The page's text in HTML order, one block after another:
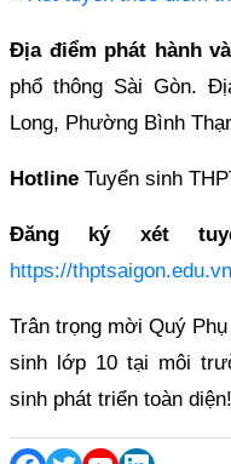
Địa điểm phát hành
phổ thông Sài Gòn.
Long, Phường Bình
Hotline Tuyển sinh
Đăng ký xét
https://
Trân trọng mời Quý
sinh lớp 10 tại môi
sinh phát triển toàn diện!